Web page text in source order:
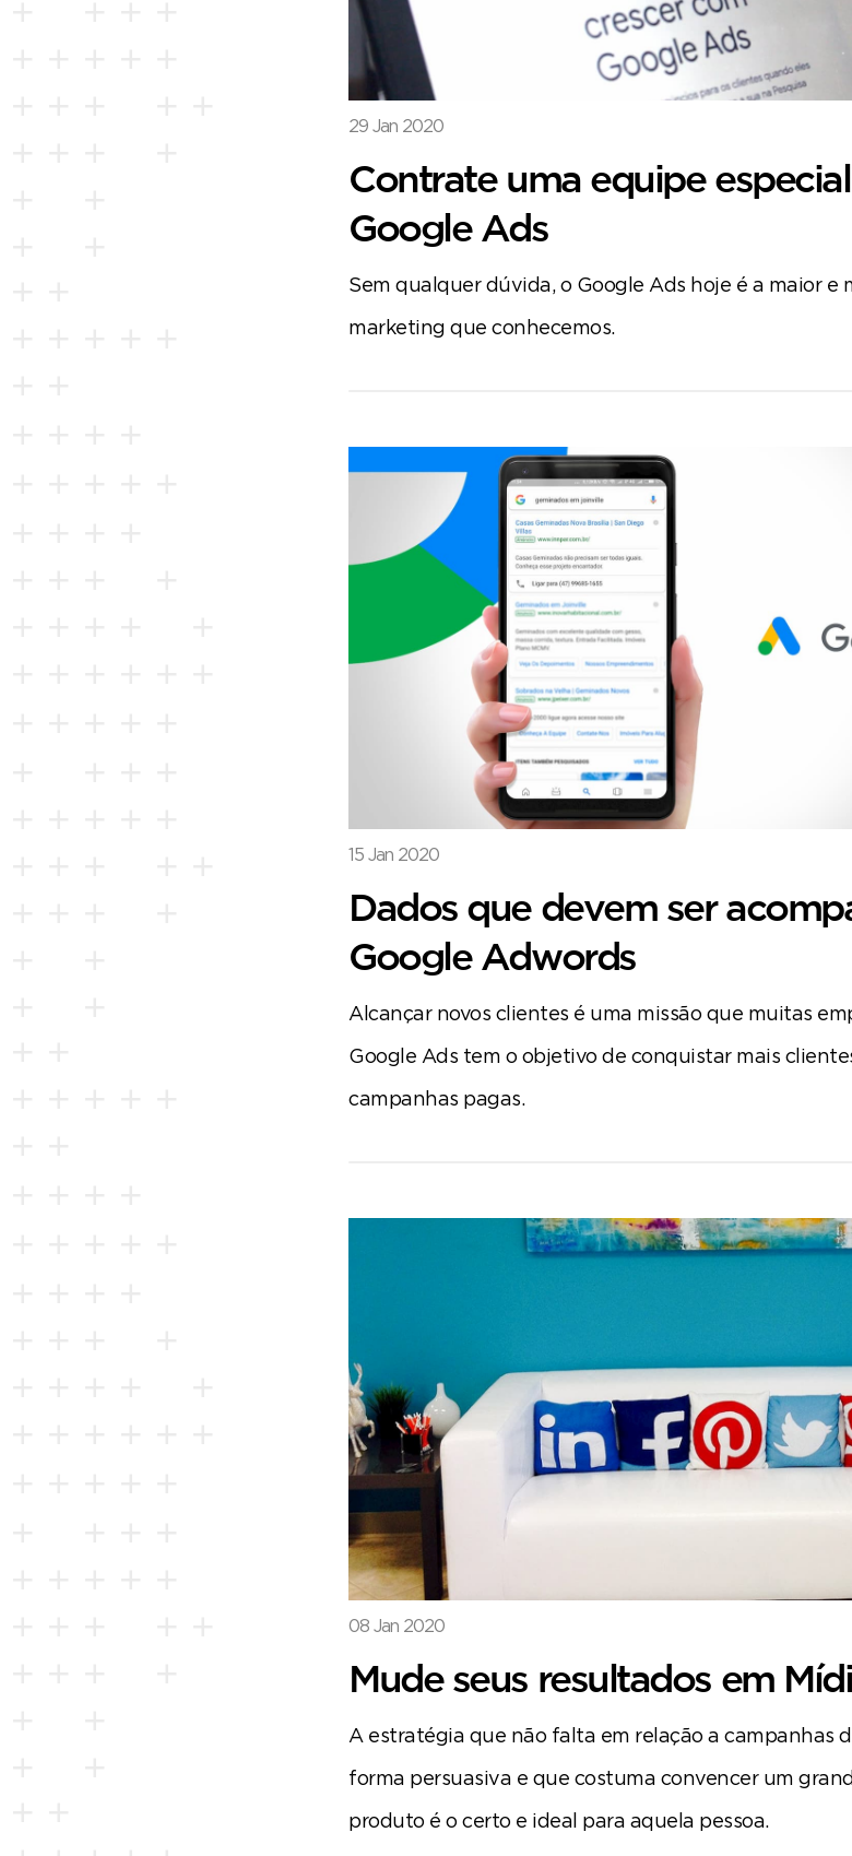
29 Jan 2020
Contrate uma equipe
Google Ads
Sem qualquer dúvida, o Google Ads hoje é a maior e
marketing que conhecemos.
15 Jan 2020
Dados que devem ser
Google Adwords
Alcançar novos clientes é uma missão que muitas
Google Ads tem o objetivo de conquistar mais
campanhas pagas.
08 Jan 2020
Mude seus resultados em
A estratégia que não falta em relação a campanhas
forma persuasiva e que costuma convencer um
produto é o certo e ideal para aquela pessoa.